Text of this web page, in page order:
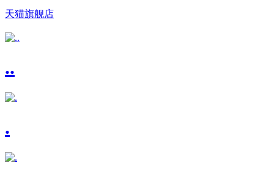
天猫旗舰店
..
.